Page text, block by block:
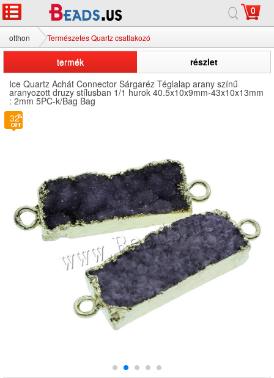
0
otthon Természetes Quartz csatlakozó
termék
részlet
Ice Quartz Achát Connector Sárgaréz Téglalap arany színű
aranyozott druzy stílusban 1/1 hurok 40.5x10x9mm-43x10x13mm
: 2mm 5PC-k/Bag Bag
32